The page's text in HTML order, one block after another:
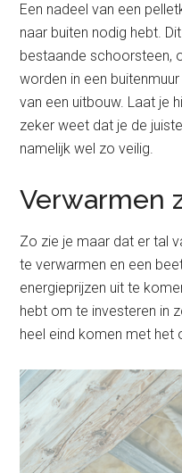
Een nadeel van een
naar buiten nodig hebt.
bestaande schoorsteen,
worden in een
van een uitbouw. Laat je
zeker weet dat je de
namelijk wel zo veilig.
Verwarmen
Zo zie je maar dat er tal
te verwarmen en een
energieprijzen uit te
hebt om te investeren in
heel eind komen met het